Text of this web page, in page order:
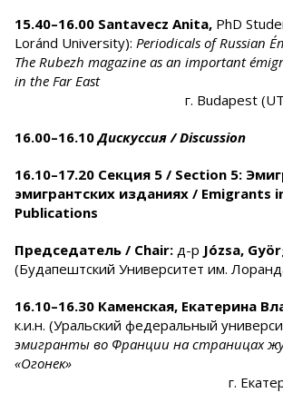
15.40–16.00 Santavecz Anita, PhD
Loránd University): Periodicals of Russian
The Rubezh magazine as an important
in the Far East
г. Budapest
16.00–16.10 Дискуссия / Discussion
16.10–17.20 Секция 5 / Section 5:
эмигрантских изданиях / Emigrants
Publications
Председатель / Chair: д-р Józsa,
(Будапештский Университет им.
16.10–16.30 Каменская, Екатерина
к.и.н. (Уральский федеральный
эмигранты во Франции на страницах
«Огонек»
г. Екатеринбург